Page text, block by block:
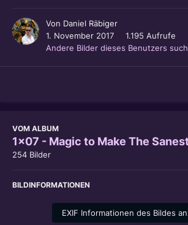
Von Daniel Räbiger
1. November 2017
1.195 Aufrufe
Andere Bilder dieses Benutzers
VOM ALBUM
1x07 - Magic to Make The
254 Bilder
BILDINFORMATIONEN
EXIF Informationen des Bildes